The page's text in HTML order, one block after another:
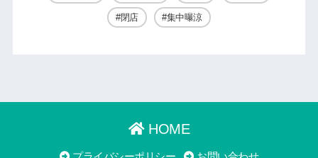
閉店 集中曝涼
HOME